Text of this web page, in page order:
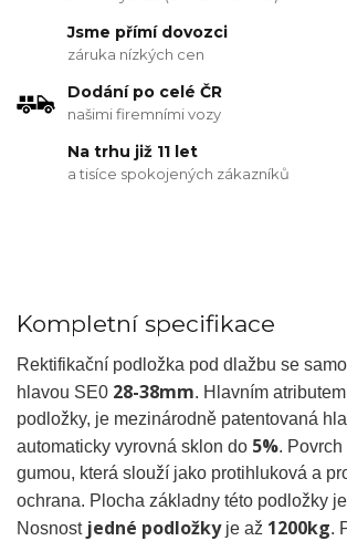
Jsme přímí dovozci
záruka nízkých cen
Dodání po celé ČR
našimi firemními vozy
Na trhu již 11 let
a tisíce spokojených zákazníků
Kompletní specifikace
Rektifikační podložka pod dlažbu se
hlavou SE0 28-38mm. Hlavním
podložky, je mezinárodně patentovaná
automaticky vyrovná sklon do 5%.
gumou, která slouží jako protihluková a
ochrana. Plocha základny této podložky je
Nosnostjedné podložkyje až 1200kg.